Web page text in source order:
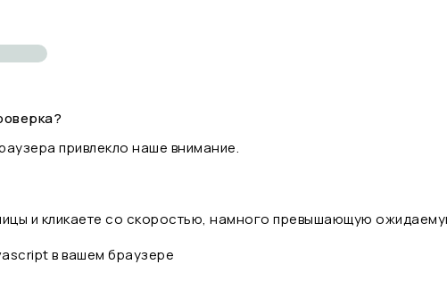
привлекло наше внимание.
и кликаете со скоростью, намного превышающую
в вашем браузере